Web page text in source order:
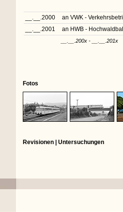
__.__.2000
an VWK -
__.__.2001
an HWB -
__.__.200x - __.__.201x
Fotos
Revisionen | Untersuchungen